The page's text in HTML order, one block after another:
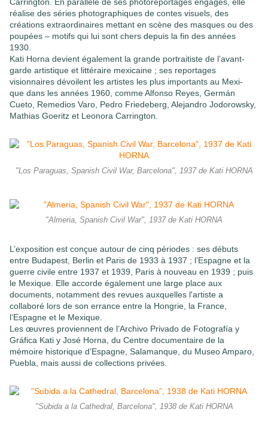
réalise des séries photographiques de contes visuels, des
créations extraordinaires mettant en scène des masques ou des
poupées – motifs qui lui sont chers depuis la fin des années
1930.
Kati Horna devient également la grande portraitiste de l’avant-
garde artistique et littéraire mexicaine ; ses reportages
visionnaires dévoilent les artistes les plus importants au Mexi-
que dans les années 1960, comme Alfonso Reyes, Germán
Cueto, Remedios Varo, Pedro Friedeberg, Alejandro Jodorowsky,
Mathias Goeritz et Leonora Carrington.
"Los Paraguas, Spanish Civil War, Barcelona", 1937 de Kati HORNA
"Almeria, Spanish Civil War", 1937 de Kati HORNA
L’exposition est conçue autour de cinq périodes : ses débuts
entre Budapest, Berlin et Paris de 1933 à 1937 ; l’Espagne et la
guerre civile entre 1937 et 1939, Paris à nouveau en 1939 ; puis
le Mexique. Elle accorde également une large place aux
documents, notamment des revues auxquelles l'artiste a
collaboré lors de son errance entre la Hongrie, la France,
l’Espagne et le Mexique.
Les œuvres proviennent de l’Archivo Privado de Fotografía y
Gráfica Kati y José Horna, du Centre documentaire de la
mémoire historique d’Espagne, Salamanque, du Museo Amparo,
Puebla, mais aussi de collections privées.
"Subida a la Cathedral, Barcelona", 1938 de Kati HORNA